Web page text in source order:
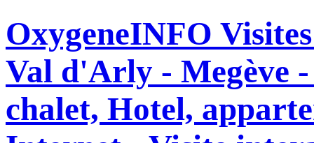
OxygeneINFO
Val d'Arly - Megève
chalet, Hotel,